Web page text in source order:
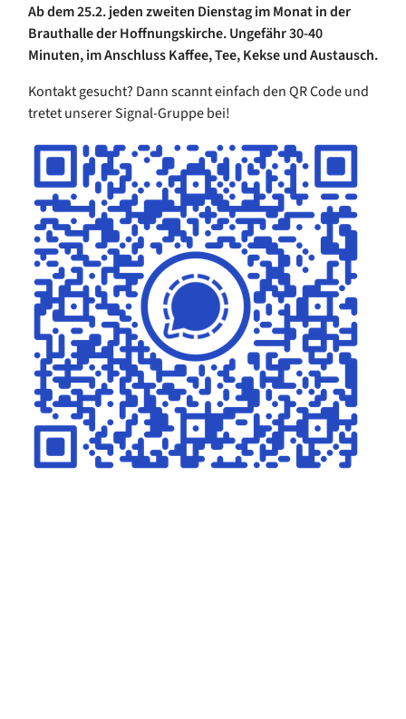
Ab dem 25.2. jeden zweiten Dienstag im Monat in der
Brauthalle der Hoffnungskirche. Ungefähr 30-40
Minuten, im Anschluss Kaffee, Tee, Kekse und Austausch.
Kontakt gesucht? Dann scannt einfach den QR Code und
tretet unserer Signal-Gruppe bei!